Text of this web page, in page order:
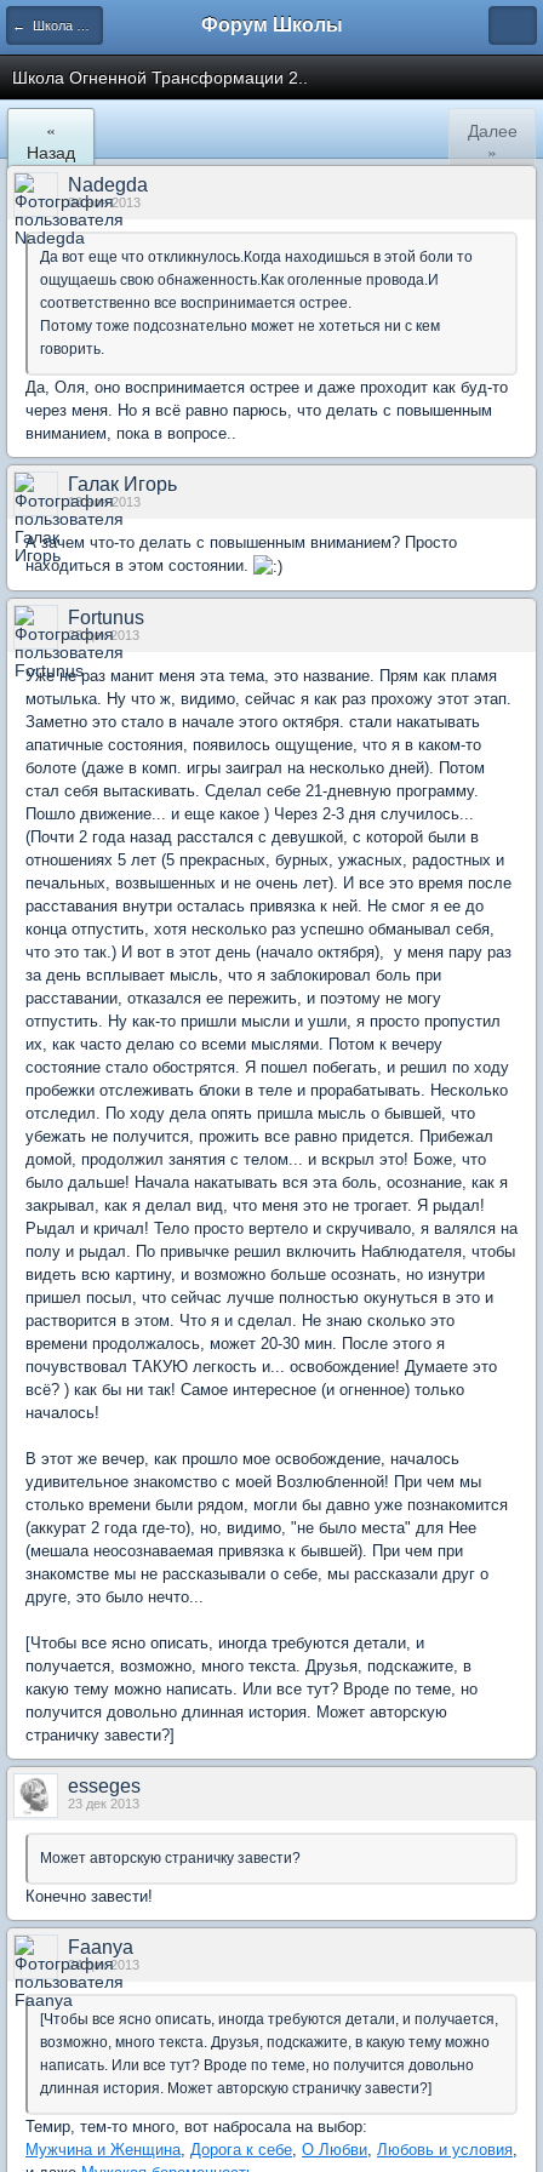
← Школа Холистического Сознания Форум Школы
Школа Огненной Трансформации 2..
«
Назад
Далее
»
Nadegda
04 ноя 2013
Да вот еще что откликнулось.Когда находишься в этой боли то
ощущаешь свою обнаженность.Как оголенные провода.И
соответственно все воспринимается острее.
Потому тоже подсознательно может не хотеться ни с кем
говорить.
Да, Оля, оно воспринимается острее и даже проходит как буд-то
через меня. Но я всё равно парюсь, что делать с повышенным
вниманием, пока в вопросе..
Галак Игорь
13 ноя 2013
А зачем что-то делать с повышенным вниманием? Просто
находиться в этом состоянии.
Fortunus
23 дек 2013
Уже не раз манит меня эта тема, это название. Прям как пламя
мотылька. Ну что ж, видимо, сейчас я как раз прохожу этот этап.
Заметно это стало в начале этого октября. стали накатывать
апатичные состояния, появилось ощущение, что я в каком-то
болоте (даже в комп. игры заиграл на несколько дней). Потом
стал себя вытаскивать. Сделал себе 21-дневную программу.
Пошло движение... и еще какое ) Через 2-3 дня случилось...
(Почти 2 года назад расстался с девушкой, с которой были в
отношениях 5 лет (5 прекрасных, бурных, ужасных, радостных и
печальных, возвышенных и не очень лет). И все это время после
расставания внутри осталась привязка к ней. Не смог я ее до
конца отпустить, хотя несколько раз успешно обманывал себя,
что это так.) И вот в этот день (начало октября), у меня пару раз
за день всплывает мысль, что я заблокировал боль при
расставании, отказался ее пережить, и поэтому не могу
отпустить. Ну как-то пришли мысли и ушли, я просто пропустил
их, как часто делаю со всеми мыслями. Потом к вечеру
состояние стало обострятся. Я пошел побегать, и решил по ходу
пробежки отслеживать блоки в теле и прорабатывать. Несколько
отследил. По ходу дела опять пришла мысль о бывшей, что
убежать не получится, прожить все равно придется. Прибежал
домой, продолжил занятия с телом... и вскрыл это! Боже, что
было дальше! Начала накатывать вся эта боль, осознание, как я
закрывал, как я делал вид, что меня это не трогает. Я рыдал!
Рыдал и кричал! Тело просто вертело и скручивало, я валялся на
полу и рыдал. По привычке решил включить Наблюдателя, чтобы
видеть всю картину, и возможно больше осознать, но изнутри
пришел посыл, что сейчас лучше полностью окунуться в это и
растворится в этом. Что я и сделал. Не знаю сколько это
времени продолжалось, может 20-30 мин. После этого я
почувствовал ТАКУЮ легкость и... освобождение! Думаете это
всё? ) как бы ни так! Самое интересное (и огненное) только
началось!
В этот же вечер, как прошло мое освобождение, началось
удивительное знакомство с моей Возлюбленной! При чем мы
столько времени были рядом, могли бы давно уже познакомится
(аккурат 2 года где-то), но, видимо, "не было места" для Нее
(мешала неосознаваемая привязка к бывшей). При чем при
знакомстве мы не рассказывали о себе, мы рассказали друг о
друге, это было нечто...
[Чтобы все ясно описать, иногда требуются детали, и
получается, возможно, много текста. Друзья, подскажите, в
какую тему можно написать. Или все тут? Вроде по теме, но
получится довольно длинная история. Может авторскую
страничку завести?]
esseges
23 дек 2013
Может авторскую страничку завести?
Конечно завести!
Faanya
24 дек 2013
[Чтобы все ясно описать, иногда требуются детали, и получается,
возможно, много текста. Друзья, подскажите, в какую тему можно
написать. Или все тут? Вроде по теме, но получится довольно
длинная история. Может авторскую страничку завести?]
Темир, тем-то много, вот набросала на выбор:
Мужчина и Женщина, Дорога к себе, О Любви, Любовь и условия,